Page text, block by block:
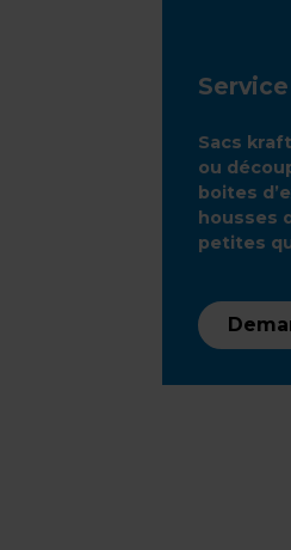
Sacs
ou
boites
housses
petites